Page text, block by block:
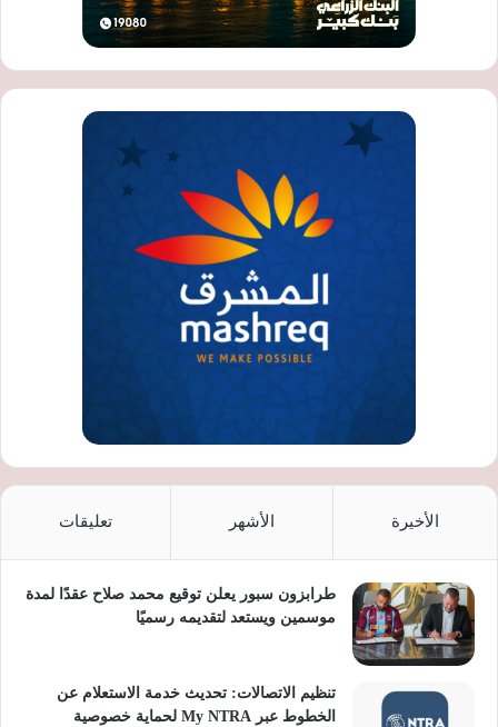
الأخيرة الأشهر تعليقات
طرابزون سبور يعلن توقيع محمد صلاح عقدًا لمدة
موسمين ويستعد لتقديمه رسميًا
تنظيم الاتصالات: تحديث خدمة الاستعلام عن
الخطوط عبر My NTRA لحماية خصوصية